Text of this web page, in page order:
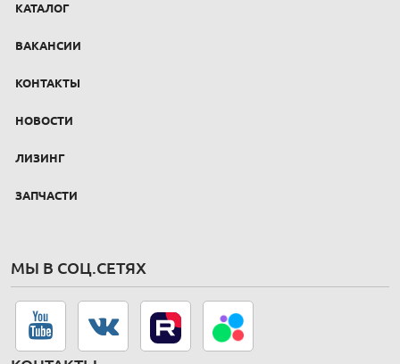
КАТАЛОГ
ВАКАНСИИ
КОНТАКТЫ
НОВОСТИ
ЛИЗИНГ
ЗАПЧАСТИ
МЫ В СОЦ.СЕТЯХ